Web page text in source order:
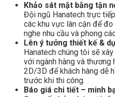
Khảo sát mặt bằng tận
Đội ngũ Hanatech trực
các khu vực lân cận để
nghe nhu cầu và phong
Lên ý tưởng thiết kế &
Hanatech chúng tôi sẽ
với ngành hàng và thương
2D/3D để khách hàng dễ
trước khi thi công.
Báo giá chi tiết – minh